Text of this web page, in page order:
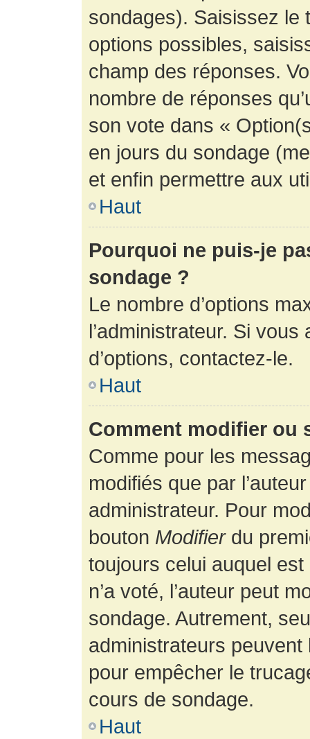
sondages). Saisissez le
options possibles,
champ des réponses.
nombre de réponses
son vote dans «
en jours du sondage
et enfin permettre aux
Haut
Pourquoi ne puis-je
sondage ?
Le nombre d’options
l’administrateur. Si
d’options, contactez-le.
Haut
Comment modifier ou
Comme pour les
modifiés que par
administrateur. Pour
bouton Modifierdu
toujours celui auquel
n’a voté, l’auteur peut
sondage. Autrement,
administrateurs
pour empêcher le
cours de sondage.
Haut